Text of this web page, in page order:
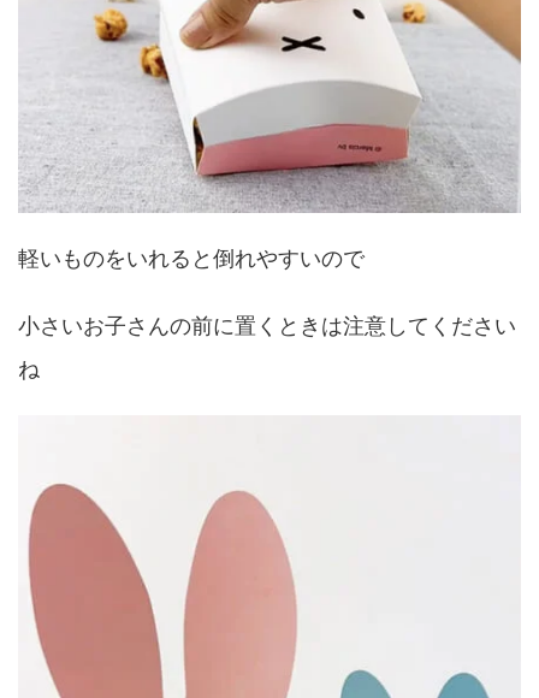
軽いものをいれると倒れやすいので
小さいお子さんの前に置くときは注意してください
ね